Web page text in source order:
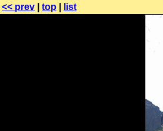
<< prev top list